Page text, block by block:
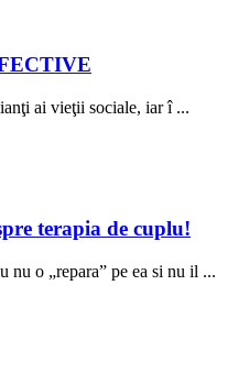
ai vieţii sociale, iar î ...
terapia de cuplu!
nu o „repara” pe ea si nu il ...